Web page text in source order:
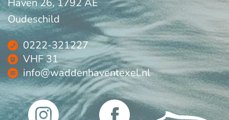
Oudeschild
0222-321227
VHF 31
info@waddenhaventexel.nl